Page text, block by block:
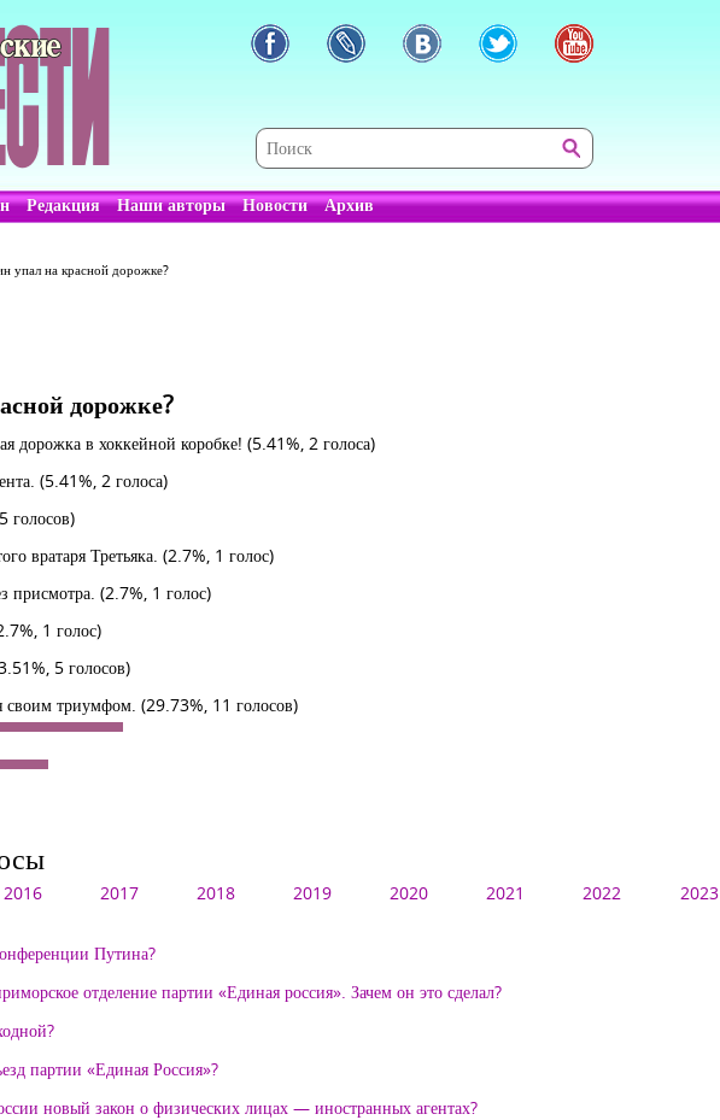
Редакция Наши авторы Новости Архив
упал на красной дорожке?
дорожке?
дорожка в хоккейной коробке! (5.41%, 2 голоса)
(5.41%, 2 голоса)
голосов)
вратаря Третьяка. (2.7%, 1 голос)
присмотра. (2.7%, 1 голос)
1 голос)
5 голосов)
своим триумфом. (29.73%, 11 голосов)
2016 2017 2018 2019 2020 2021 2022 2023
Путина?
отделение партии «Единая россия». Зачем он это сделал?
партии «Единая Россия»?
новый закон о физических лицах — иностранных агентах?